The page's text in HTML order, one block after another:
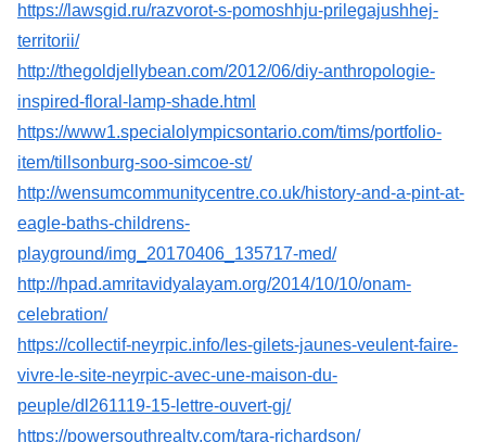
https://lawsgid.ru/razvorot-s-pomoshhju-prilegajushhej-
territorii/
http://thegoldjellybean.com/2012/06/diy-anthropologie-
inspired-floral-lamp-shade.html
https://www1.specialolympicsontario.com/tims/portfolio-
item/tillsonburg-soo-simcoe-st/
http://wensumcommunitycentre.co.uk/history-and-a-pint-at-
eagle-baths-childrens-
playground/img_20170406_135717-med/
http://hpad.amritavidyalayam.org/2014/10/10/onam-
celebration/
https://collectif-neyrpic.info/les-gilets-jaunes-veulent-faire-
vivre-le-site-neyrpic-avec-une-maison-du-
peuple/dl261119-15-lettre-ouvert-gj/
https://powersouthrealty.com/tara-richardson/